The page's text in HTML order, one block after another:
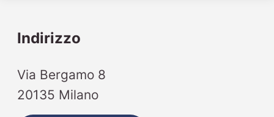
Indirizzo
Via Bergamo 8
20135 Milano